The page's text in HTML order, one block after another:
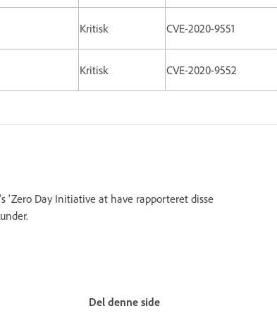
Kritisk CVE-2020-9551
Kritisk CVE-2020-9552
'Zero Day Initiative at have rapporteret disse
Del denne side